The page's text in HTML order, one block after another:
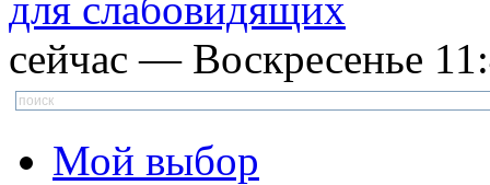
сейчас — Воскресенье
Мой выбор